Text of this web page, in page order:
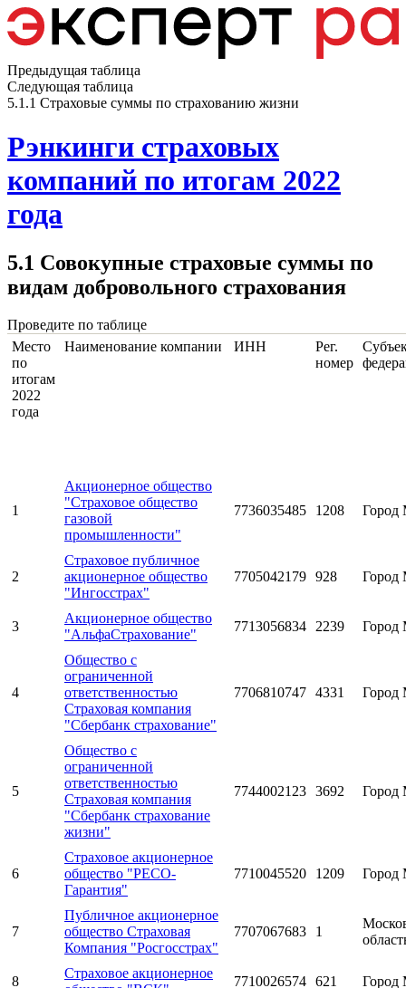
Предыдущая таблица
Следующая таблица
5.1.1 Страховые суммы по страхованию жизни
Рэнкинги страховых
компаний по итогам 2022
года
5.1 Совокупные страховые суммы по
видам добровольного страхования
Проведите по таблице
Место
по
итогам
2022
года
Наименование компании ИНН
Рег.
номер
1
Акционерное общество
"Страховое общество
газовой
промышленности"
7736035485 1208 Город
2
Страховое публичное
акционерное общество
"Ингосстрах"
7705042179 928 Город
3
Акционерное общество
"АльфаСтрахование"
7713056834 2239 Город
4
Общество с
ограниченной
ответственностью
Страховая компания
"Сбербанк страхование"
7706810747 4331 Город
5
Общество с
ограниченной
ответственностью
Страховая компания
"Сбербанк страхование
жизни"
7744002123 3692 Город
6
Страховое акционерное
общество "РЕСО-
Гарантия"
7710045520 1209 Город
7
Публичное акционерное
общество Страховая
Компания "Росгосстрах"
7707067683 1
8
Страховое акционерное
7710026574 621 Город